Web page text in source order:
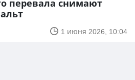
перевала снимают
1 июня 2026, 10:04